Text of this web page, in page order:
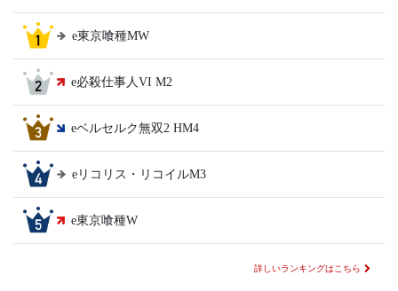
e東京喰種MW
e必殺仕事人VI M2
eベルセルク無双2 HM4
eリコリス・リコイルM3
e東京喰種W
詳しいランキングはこちら